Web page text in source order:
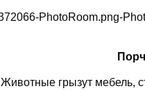
Животные грызут мебель,